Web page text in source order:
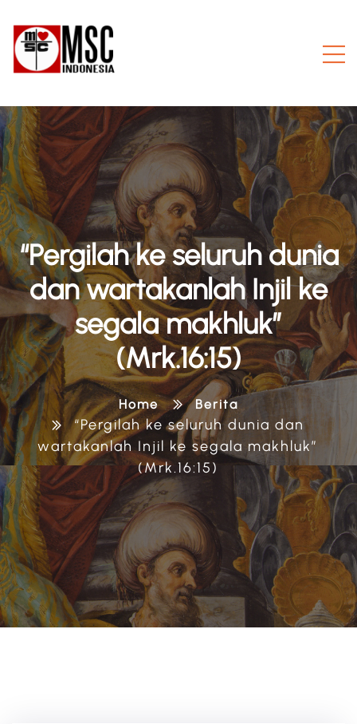
“Pergilah ke seluruh dunia
dan wartakanlah Injil ke
segala makhluk”
(Mrk.16:15)
Home Berita
“Pergilah ke seluruh dunia dan
wartakanlah Injil ke segala makhluk”
(Mrk.16:15)